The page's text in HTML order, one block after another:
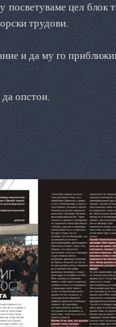
посветуваме цел блок
трудови.
и да му го
опстои.